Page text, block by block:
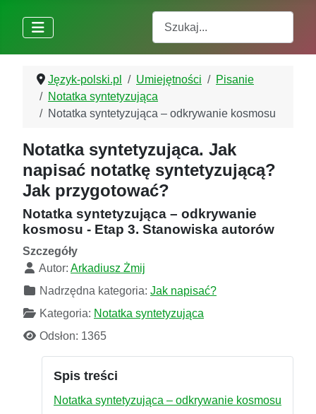
Język-polski.pl Umiejętności
Pisanie
Notatka syntetyzująca
Notatka syntetyzująca – odkrywanie kosmosu
Notatka syntetyzująca. Jak
napisać notatkę syntetyzującą?
Jak przygotować?
Notatka syntetyzująca – odkrywanie
kosmosu - Etap 3. Stanowiska autorów
Szczegóły
Autor: Arkadiusz Żmij
Nadrzędna kategoria: Jak napisać?
Kategoria: Notatka syntetyzująca
Odsłon: 1365
Spis treści
Notatka syntetyzująca – odkrywanie kosmosu